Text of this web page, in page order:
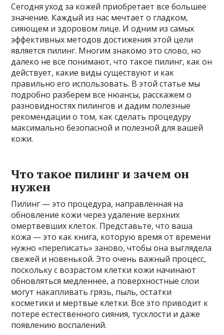
Сегодня уход за кожей приобретает все большее
значение. Каждый из нас мечтает о гладком,
сияющем и здоровом лице. И одним из самых
эффективных методов достижения этой цели
является пилинг. Многим знакомо это слово, но
далеко не все понимают, что такое пилинг, как он
действует, какие виды существуют и как
правильно его использовать. В этой статье мы
подробно разберем все нюансы, расскажем о
разновидностях пилингов и дадим полезные
рекомендации о том, как сделать процедуру
максимально безопасной и полезной для вашей
кожи.
Что такое пилинг и зачем он
нужен
Пилинг — это процедура, направленная на
обновление кожи через удаление верхних
омертвевших клеток. Представьте, что ваша
кожа — это как книга, которую время от времени
нужно «переписать» заново, чтобы она выглядела
свежей и новенькой. Это очень важный процесс,
поскольку с возрастом клетки кожи начинают
обновляться медленнее, а поверхностные слои
могут накапливать грязь, пыль, остатки
косметики и мертвые клетки. Все это приводит к
потере естественного сияния, тусклости и даже
появлению воспалений.